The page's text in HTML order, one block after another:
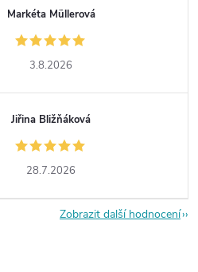
Markéta Müllerová
3.8.2026
Jiřina Bližňáková
28.7.2026
Zobrazit další hodnocení